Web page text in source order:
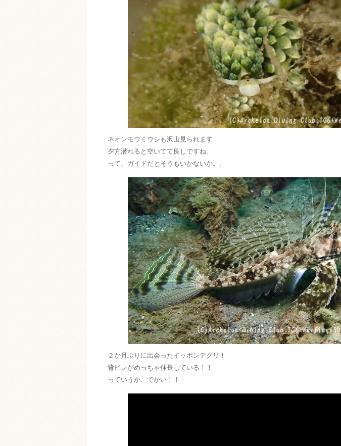
ネオンモウミウシも沢山見られます
夕方潜れると空いてて良しですね。
って、ガイドだとそうもいかないか。。
２か月ぶりに出会ったイッポンテグリ！
背ビレがめっちゃ伸長している！！
っていうか、でかい！！